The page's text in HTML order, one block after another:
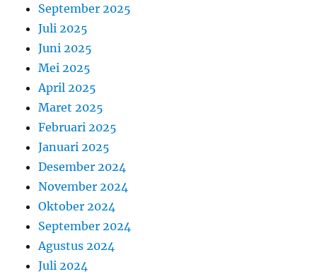
September 2025
Juli 2025
Juni 2025
Mei 2025
April 2025
Maret 2025
Februari 2025
Januari 2025
Desember 2024
November 2024
Oktober 2024
September 2024
Agustus 2024
Juli 2024